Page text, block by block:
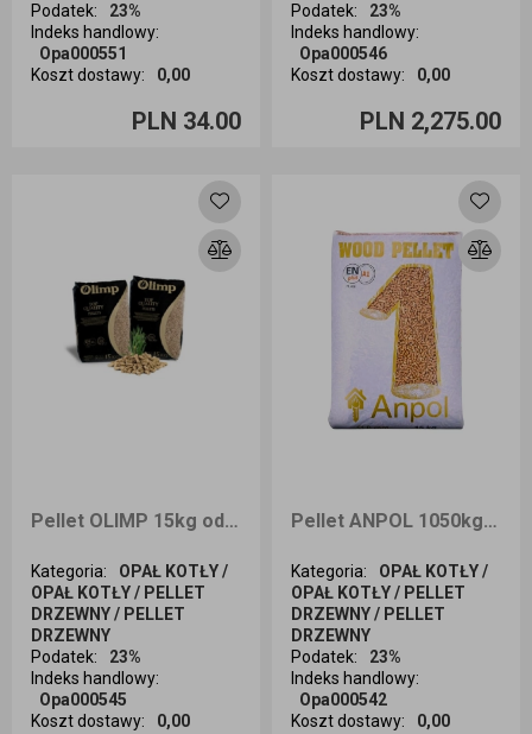
Podatek:
23%
Indeks handlowy:
Opa000551
Koszt dostawy: 0,00
PLN 34.00
Ilość sztuk
Podatek:
23%
Indeks handlowy:
Opa000546
Koszt dostawy: 0,00
PLN 2,275.00
Ilość sztuk
Pellet OLIMP 15kg odbiór osobisty
Kategoria:
OPAŁ KOTŁY /
OPAŁ KOTŁY / PELLET
DRZEWNY / PELLET
DRZEWNY
Podatek:
23%
Indeks handlowy:
Opa000545
Koszt dostawy: 0,00
Ilość sztuk
Pellet ANPOL 1050kg dostawa Cała Polska
Kategoria:
OPAŁ KOTŁY /
OPAŁ KOTŁY / PELLET
DRZEWNY / PELLET
DRZEWNY
Podatek:
23%
Indeks handlowy:
Opa000542
Koszt dostawy: 0,00
Ilość sztuk